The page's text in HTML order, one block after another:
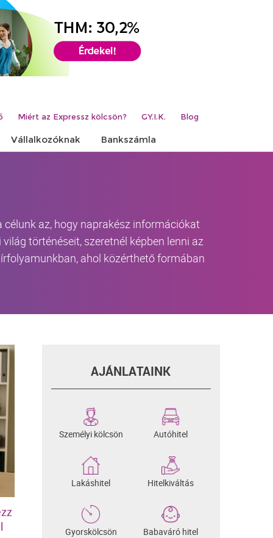
Miért az Expressz kölcsön? GY.I.K. Blog
Vállalkozóknak Bankszámla
az, hogy naprakész információkat
történéseit, szeretnél képben lenni az
ahol közérthető formában
AJÁNLATAINK
Személyi kölcsön Autóhitel
Lakáshitel Hitelkiváltás
Gyorskölcsön Babaváró hitel